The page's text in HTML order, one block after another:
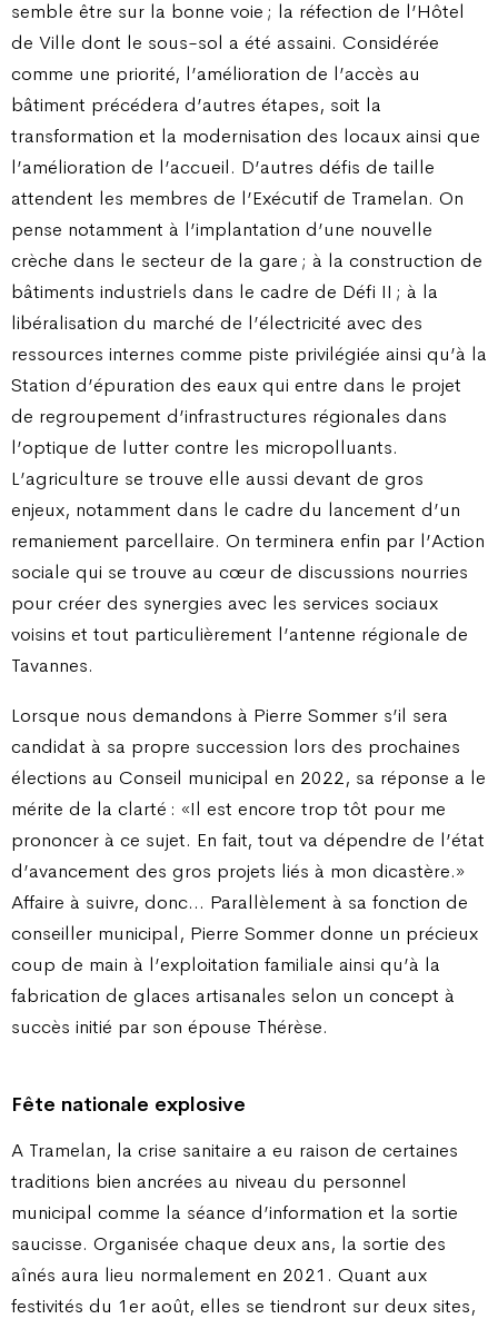
semble être sur la bonne voie ; la réfection de l’Hôtel
de Ville dont le sous-sol a été assaini. Considérée
comme une priorité, l’amélioration de l’accès au
bâtiment précédera d’autres étapes, soit la
transformation et la modernisation des locaux ainsi que
l’amélioration de l’accueil. D’autres défis de taille
attendent les membres de l’Exécutif de Tramelan. On
pense notamment à l’implantation d’une nouvelle
crèche dans le secteur de la gare ; à la construction de
bâtiments industriels dans le cadre de Défi II ; à la
libéralisation du marché de l’électricité avec des
ressources internes comme piste privilégiée ainsi qu’à la
Station d’épuration des eaux qui entre dans le projet
de regroupement d’infrastructures régionales dans
l’optique de lutter contre les micropolluants.
L’agriculture se trouve elle aussi devant de gros
enjeux, notamment dans le cadre du lancement d’un
remaniement parcellaire. On terminera enfin par l’Action
sociale qui se trouve au cœur de discussions nourries
pour créer des synergies avec les services sociaux
voisins et tout particulièrement l’antenne régionale de
Tavannes.
Lorsque nous demandons à Pierre Sommer s’il sera
candidat à sa propre succession lors des prochaines
élections au Conseil municipal en 2022, sa réponse a le
mérite de la clarté : «Il est encore trop tôt pour me
prononcer à ce sujet. En fait, tout va dépendre de l’état
d’avancement des gros projets liés à mon dicastère.»
Affaire à suivre, donc… Parallèlement à sa fonction de
conseiller municipal, Pierre Sommer donne un précieux
coup de main à l’exploitation familiale ainsi qu’à la
fabrication de glaces artisanales selon un concept à
succès initié par son épouse Thérèse.
Fête nationale explosive
A Tramelan, la crise sanitaire a eu raison de certaines
traditions bien ancrées au niveau du personnel
municipal comme la séance d’information et la sortie
saucisse. Organisée chaque deux ans, la sortie des
aînés aura lieu normalement en 2021. Quant aux
festivités du 1er août, elles se tiendront sur deux sites,